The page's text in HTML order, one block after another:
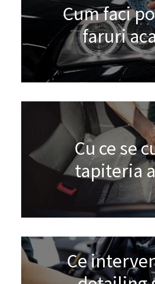
Cum faci
faruri
Cu ce se
tapiteria
Ce